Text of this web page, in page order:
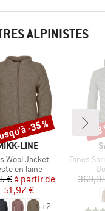
ALPINISTES
LINE
Wool Jacket
group
en laine
Prix
€ Prix réduit
à partir de
51,97 €
+2
-35 %
Article
Fanes Sarner
-